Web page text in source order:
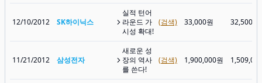
12/10/2012 SK하이닉스
실적 턴어
라운드 가
시성 확대!
(검색) 33,000원 32,500원
11/21/2012 삼성전자
새로운 성
장의 역사
를 쓴다!
(검색) 1,900,000원